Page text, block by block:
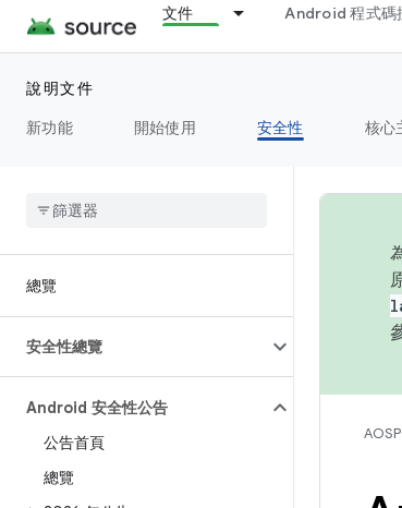
文件 Android 程式碼
說明文件
新功能
開始使用 安全性 核心
總覽
安全性總覽
Android 安全性公告
公告首頁
總覽
AOSP